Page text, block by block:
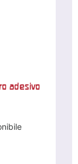
adesivo